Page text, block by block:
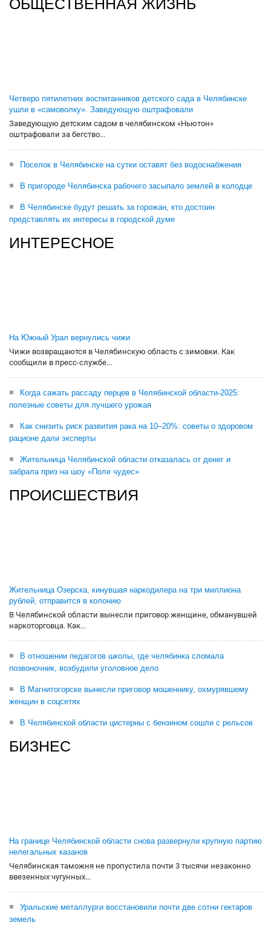
Четверо пятилетних воспитанников детского сада в Челябинске
ушли в «самоволку». Заведующую оштрафовали
Заведующую детским садом в челябинском «Ньютон»
оштрафовали за бегство...
Поселок в Челябинске на сутки оставят без водоснабжения
В пригороде Челябинска рабочего засыпало землей в колодце
В Челябинске будут решать за горожан, кто достоин
представлять их интересы в городской думе
ИНТЕРЕСНОЕ
На Южный Урал вернулись чижи
Чижи возвращаются в Челябинскую область с зимовки. Как
сообщили в пресс-службе...
Когда сажать рассаду перцев в Челябинской области-2025:
полезные советы для лучшего урожая
Как снизить риск развития рака на 10–20%: советы о здоровом
рационе дали эксперты
Жительница Челябинской области отказалась от денег и
забрала приз на шоу «Поле чудес»
ПРОИСШЕСТВИЯ
Жительница Озерска, кинувшая наркодилера на три миллиона
рублей, отправится в колонию
В Челябинской области вынесли приговор женщине, обманувшей
наркоторговца. Как...
В отношении педагогов школы, где челябинка сломала
позвоночник, возбудили уголовное дело
В Магнитогорске вынесли приговор мошеннику, охмурявшему
женщин в соцсетях
В Челябинской области цистерны с бензином сошли с рельсов
БИЗНЕС
На границе Челябинской области снова развернули крупную партию
нелегальных казанов
Челябинская таможня не пропустила почти 3 тысячи незаконно
ввезенных чугунных...
Уральские металлурги восстановили почти две сотни гектаров
земель